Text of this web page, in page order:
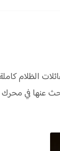
الظلام
عنها في